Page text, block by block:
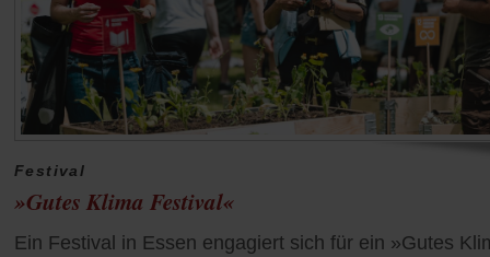
Festival
»Gutes Klima Festival«
Ein Festival in Essen engagiert sich für ein »Gutes